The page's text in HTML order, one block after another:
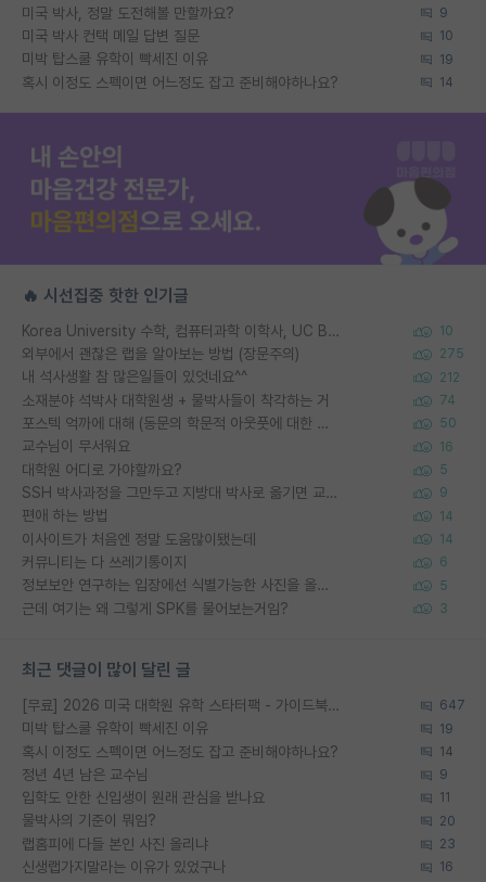
미국 박사, 정말 도전해볼 만할까요? 9
미국 박사 컨택 메일 답변 질문 10
미박 탑스쿨 유학이 빡세진 이유 19
혹시 이정도 스펙이면 어느정도 잡고 준비해야하나요? 14
🔥 시선집중 핫한 인기글
Korea University 수학, 컴퓨터과학 이학사, UC Berkeley 산업공학 대학원 공학박사가 되는 것은 쉽지 않겠죠? 10
외부에서 괜찮은 랩을 알아보는 방법 (장문주의) 275
내 석사생활 참 많은일들이 있엇네요^^ 212
소재분야 석박사 대학원생 + 물박사들이 착각하는 거 74
포스텍 억까에 대해 (동문의 학문적 아웃풋에 대한 반박) 50
교수님이 무서워요 16
대학원 어디로 가야할까요? 5
SSH 박사과정을 그만두고 지방대 박사로 옮기면 교수의 꿈은 끝일까요? 9
편애 하는 방법 14
이사이트가 처음엔 정말 도움많이됐는데 14
커뮤니티는 다 쓰레기통이지 6
정보보안 연구하는 입장에선 식별가능한 사진을 올리는건 비추이긴함 5
근데 여기는 왜 그렇게 SPK를 물어보는거임? 3
최근 댓글이 많이 달린 글
[무료] 2026 미국 대학원 유학 스타터팩 - 가이드북 & 합격자 컨택메일 템플릿 647
미박 탑스쿨 유학이 빡세진 이유 19
혹시 이정도 스펙이면 어느정도 잡고 준비해야하나요? 14
정년 4년 남은 교수님 9
입학도 안한 신입생이 원래 관심을 받나요 11
물박사의 기준이 뭐임? 20
랩홈피에 다들 본인 사진 올리냐 23
신생랩가지말라는 이유가 있었구나 16